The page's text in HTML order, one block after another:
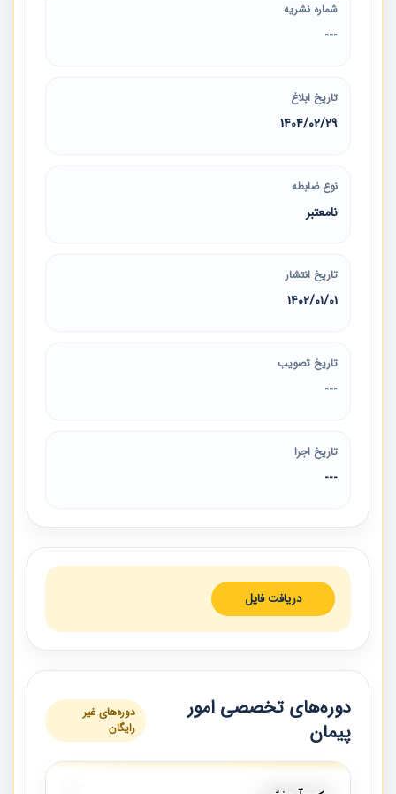
شماره نشریه
---
تاریخ ابلاغ
1404/02/29
نوع ضابطه
نامعتبر
تاریخ انتشار
1402/01/01
تاریخ تصویب
---
تاریخ اجرا
---
دریافت فایل
دوره‌های تخصصی امور
پیمان
دوره‌های غیر
رایگان